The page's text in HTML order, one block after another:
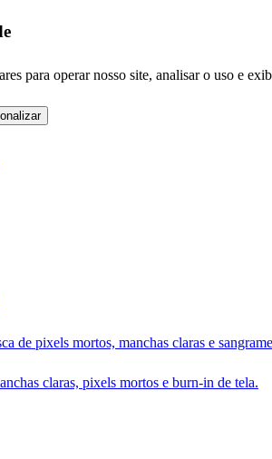
para operar nosso site, analisar o uso e
de pixels mortos, manchas claras e
claras, pixels mortos e burn-in de tela.